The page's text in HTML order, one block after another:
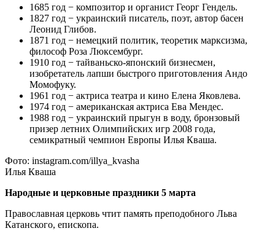
1685 год − композитор и органист Георг Гендель.
1827 год − украинский писатель, поэт, автор басен
Леонид Глибов.
1871 год − немецкий политик, теоретик марксизма,
философ Роза Люксембург.
1910 год − тайваньско-японский бизнесмен,
изобретатель лапши быстрого приготовления Андо
Момофуку.
1961 год − актриса театра и кино Елена Яковлева.
1974 год − американская актриса Ева Мендес.
1988 год − украинский прыгун в воду, бронзовый
призер летних Олимпийских игр 2008 года,
семикратный чемпион Европы Илья Кваша.
Фото: instagram.com/illya_kvasha
Илья Кваша
Народные и церковные праздники 5 марта
Православная церковь чтит память преподобного Льва
Катанского, епископа.